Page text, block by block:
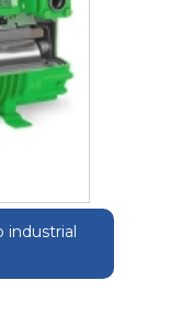
industrial